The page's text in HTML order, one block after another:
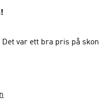
var ett bra pris på skon